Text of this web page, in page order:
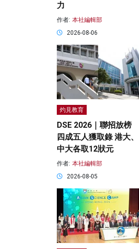
力
作者: 本社編輯部
2026-08-06
灼見教育
DSE 2026｜聯招放榜
四成五人獲取錄 港大、
中大各取12狀元
作者: 本社編輯部
2026-08-05